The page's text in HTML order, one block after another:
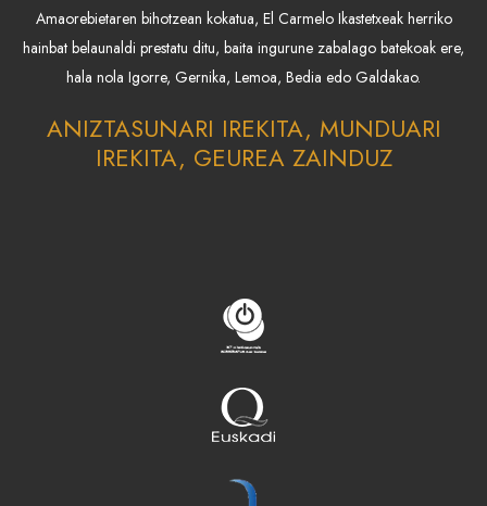
Amaorebietaren bihotzean kokatua, El Carmelo Ikastetxeak herriko
hainbat belaunaldi prestatu ditu, baita ingurune zabalago batekoak ere,
hala nola Igorre, Gernika, Lemoa, Bedia edo Galdakao.
ANIZTASUNARI IREKITA, MUNDUARI
IREKITA, GEUREA ZAINDUZ